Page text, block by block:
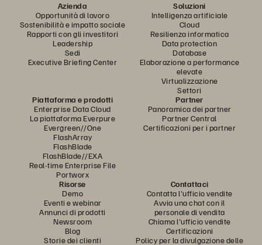
Azienda
Opportunità di lavoro
Sostenibilità e impatto sociale
Rapporti con gli investitori
Leadership
Sedi
Executive Briefing Center
Soluzioni
Intelligenza artificiale
Cloud
Resilienza informatica
Data protection
Database
Elaborazione a performance
elevate
Virtualizzazione
Settori
Piattaforma e prodotti
Enterprise Data Cloud
La piattaforma Everpure
Evergreen//One
FlashArray
FlashBlade
FlashBlade//EXA
Real-time Enterprise File
Portworx
Partner
Panoramica dei partner
Partner Central
Certificazioni per i partner
Risorse
Demo
Eventi e webinar
Annunci di prodotti
Newsroom
Blog
Storie dei clienti
Contattaci
Contatta l'ufficio vendite
Avvia una chat con il
personale di vendita
Chiama l'ufficio vendite
Certificazioni
Policy per la divulgazione delle